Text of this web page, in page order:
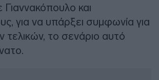
και
για να υπάρξει συμφωνία για
τελικών, το σενάριο αυτό